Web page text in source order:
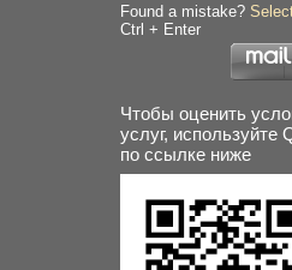
Found a mistake?
Ctrl + Enter
Чтобы оценить
услуг, используйте
по ссылке ниже